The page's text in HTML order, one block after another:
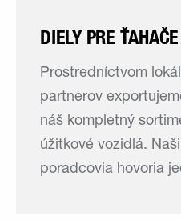
DIELY PRE
Prostredníctvom
partnerov
náš kompletný
úžitkové vozidlá.
poradcovia hovoria